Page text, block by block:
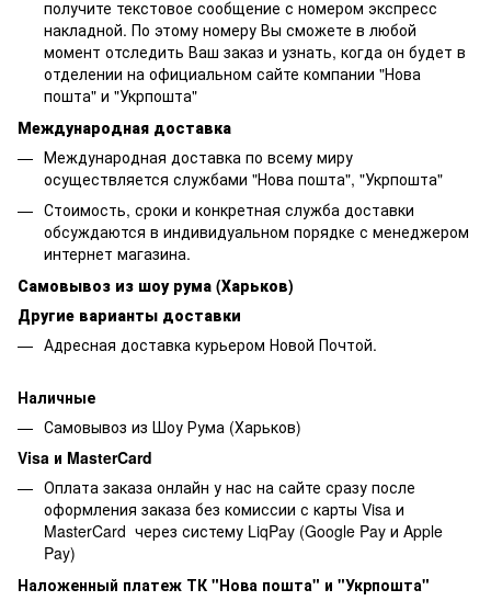
получите текстовое сообщение с номером экспресс
накладной. По этому номеру Вы сможете в любой
момент отследить Ваш заказ и узнать, когда он будет в
отделении на официальном сайте компании "Нова
пошта" и "Укрпошта"
Международная доставка
Международная доставка по всему миру
осуществляется службами "Нова пошта", "Укрпошта"
Стоимость, сроки и конкретная служба доставки
обсуждаются в индивидуальном порядке с менеджером
интернет магазина.
Самовывоз из шоу рума (Харьков)
Другие варианты доставки
Адресная доставка курьером Новой Почтой.
Наличные
Самовывоз из Шоу Рума (Харьков)
Visa и MasterCard
Оплата заказа онлайн у нас на сайте сразу после
оформления заказа без комиссии с карты Visa и
MasterCard через систему LiqPay (Google Pay и Apple
Pay)
Наложенный платеж ТК "Нова пошта" и "Укрпошта"